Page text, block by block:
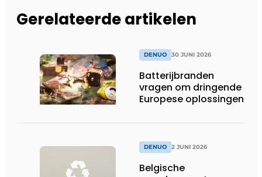
Gerelateerde artikelen
DENUO 30 JUNI 2026
Batterijbranden
vragen om dringende
Europese oplossingen
DENUO 2 JUNI 2026
Belgische